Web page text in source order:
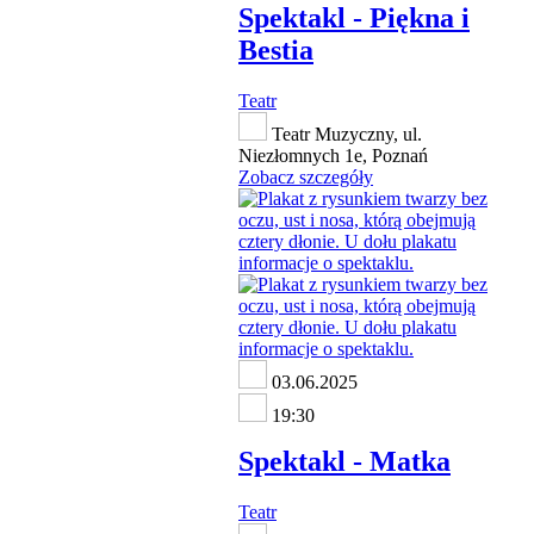
Spektakl - Piękna i
Bestia
Teatr
Teatr Muzyczny, ul.
Niezłomnych 1e, Poznań
Zobacz szczegóły
03.06.2025
19:30
Spektakl - Matka
Teatr